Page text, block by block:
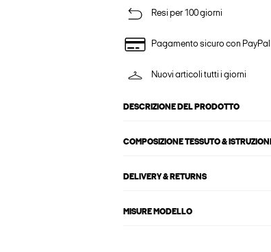
Resi per 100 giorni
Pagamento sicuro con PayPal
Nuovi articoli tutti i giorni
DESCRIZIONE DEL PRODOTTO
COMPOSIZIONE TESSUTO &
DELIVERY & RETURNS
MISURE MODELLO